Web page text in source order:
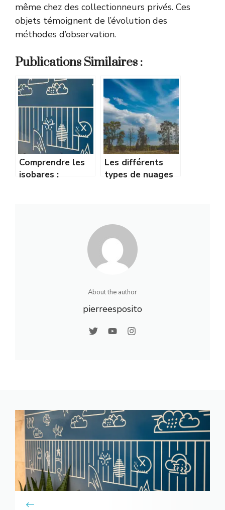
même chez des collectionneurs privés. Ces
objets témoignent de l’évolution des
méthodes d’observation.
Publications Similaires :
Comprendre les
isobares :
Les différents
types de nuages
About the author
pierreesposito